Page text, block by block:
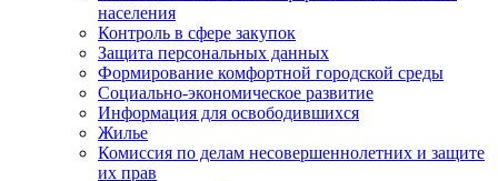
населения
Контроль в сфере закупок
Защита персональных данных
Формирование комфортной городской среды
Социально-экономическое развитие
Информация для освободившихся
Жилье
Комиссия по делам несовершеннолетних и защите
их прав